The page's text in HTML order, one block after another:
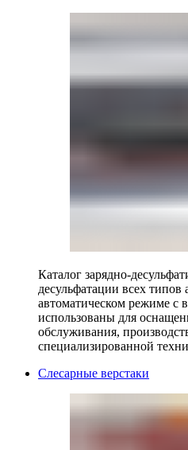
Каталог зарядно-
десульфатации всех
автоматическом режиме с
использованы для
обслуживания,
специализированной
Слесарные верстаки